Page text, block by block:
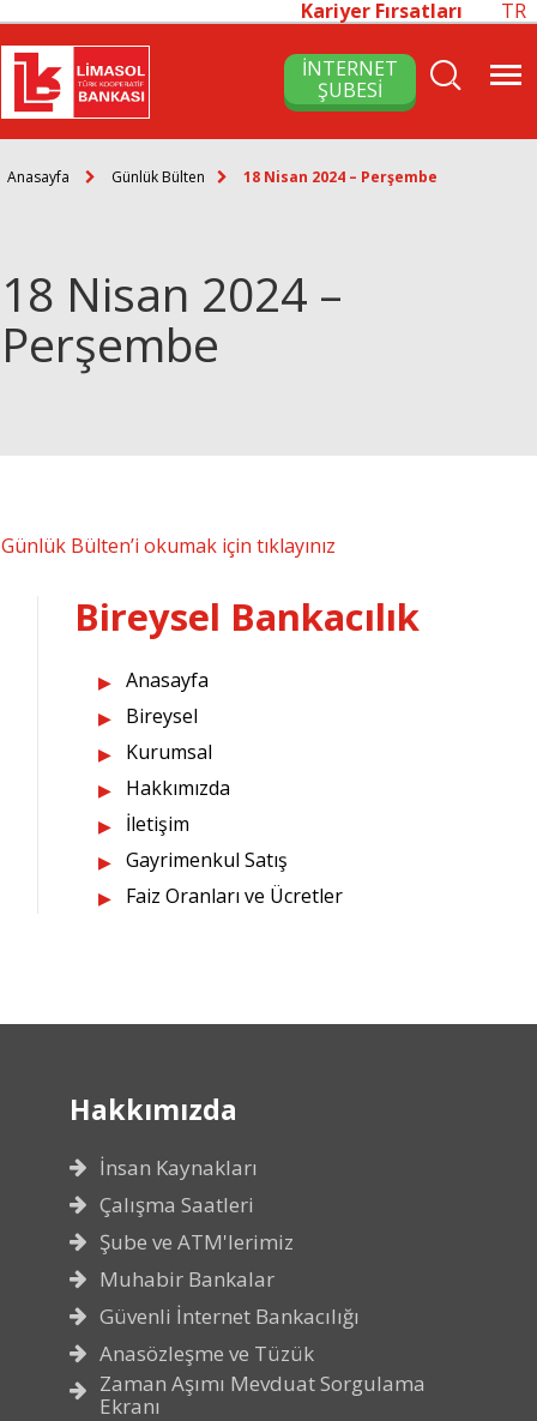
Kariyer Fırsatları TR
İNTERNET
ŞUBESİ
Anasayfa Günlük Bülten 18 Nisan 2024 – Perşembe
18 Nisan 2024 –
Perşembe
Günlük Bülten’i okumak için tıklayınız
Bireysel Bankacılık
Anasayfa
Bireysel
Kurumsal
Hakkımızda
İletişim
Gayrimenkul Satış
Faiz Oranları ve Ücretler
Hakkımızda
İnsan Kaynakları
Çalışma Saatleri
Şube ve ATM'lerimiz
Muhabir Bankalar
Güvenli İnternet Bankacılığı
Anasözleşme ve Tüzük
Zaman Aşımı Mevduat Sorgulama
Ekranı